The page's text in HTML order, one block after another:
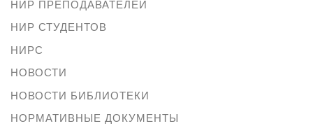
НИР ПРЕПОДАВАТЕЛЕЙ
НИР СТУДЕНТОВ
НИРС
НОВОСТИ
НОВОСТИ БИБЛИОТЕКИ
НОРМАТИВНЫЕ ДОКУМЕНТЫ